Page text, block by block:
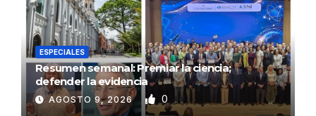
ESPECIALES
Resumen semanal: Premiar la ciencia;
defender la evidencia
AGOSTO 9, 2026 0